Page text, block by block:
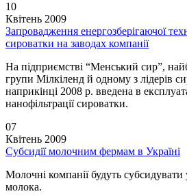
10
Квітень 2009
Запровадження енергозберігаючої
сироватки на заводах компанії
На підприємстві “Менський сир”,
групи Мілкіленд й одному з лідерів
наприкінці 2008 р. введена в
нанофільтрації сироватки.
07
Квітень 2009
Субсидії молочним фермам в Україні
Молочні компанії будуть субсидувати
молока.